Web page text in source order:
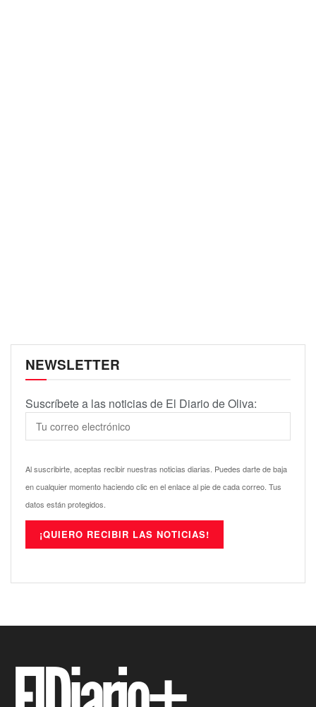
NEWSLETTER
Suscríbete a las noticias de El Diario de Oliva:
Al suscribirte, aceptas recibir nuestras noticias diarias. Puedes darte de baja
en cualquier momento haciendo clic en el enlace al pie de cada correo. Tus
datos están protegidos.